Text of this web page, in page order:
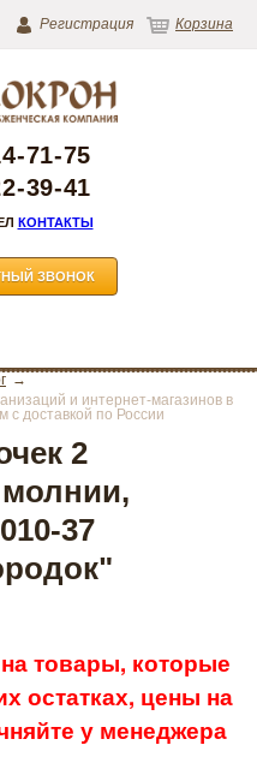
Регистрация Корзина
71-75
39-41
КОНТАКТЫ
ЗВОНОК
и интернет-магазинов в
с доставкой по России
2
молнии,
37
товары, которые
остатках, цены на
у менеджера